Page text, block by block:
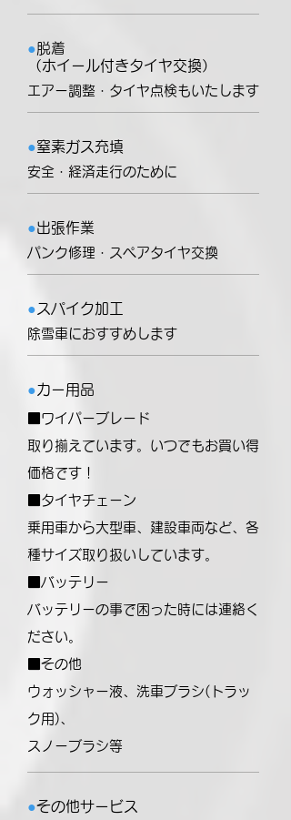
●脱着
（ホイール付きタイヤ交換）
エアー調整・タイヤ点検もいたします
●窒素ガス充填
安全・経済走行のために
●出張作業
パンク修理・スペアタイヤ交換
●スパイク加工
除雪車におすすめします
●カー用品
■ワイパーブレード
取り揃えています。いつでもお買い得
価格です！
■タイヤチェーン
乗用車から大型車、建設車両など、各
種サイズ取り扱いしています。
■バッテリー
バッテリーの事で困った時には連絡く
ださい。
​■その他
ウォッシャー液、洗車ブラシ(トラッ
ク用)、
スノーブラシ等
●その他サービス